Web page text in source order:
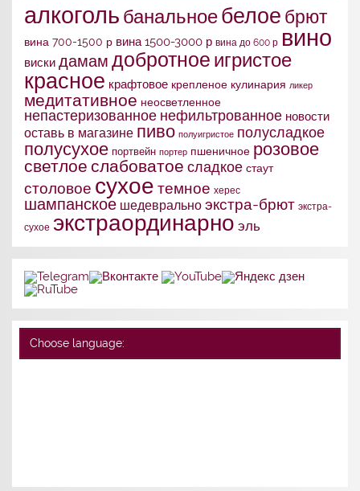
алкоголь банальноебелое брют
вина 700-1500 р вина 1500-3000 р вина до 600 р вино
виски дамам добротное игристое
красное крафтовое крепленое кулинария ликер
медитативное неосветленное
непастеризованное нефильтрованное новости
оставь в магазине пиво полуигристое полусладкое
полусухое портвейн портер пшеничное розовое
светлое слабоватое сладкое стаут
столовое сухое темное херес
шампанское шедеврально экстра-брют экстра-
сухое экстраординарно эль
Choose language: